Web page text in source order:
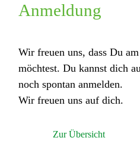
Anmeldung
Wir freuen uns, dass Du
möchtest. Du kannst dich
noch spontan anmelden.
Wir freuen uns auf dich.
Zur Übersicht